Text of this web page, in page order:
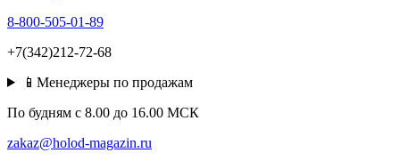
8-800-505-01-89
+7(342)212-72-68
📱Менеджеры по продажам
По будням c 8.00 до 16.00 МСК
zakaz@holod-magazin.ru